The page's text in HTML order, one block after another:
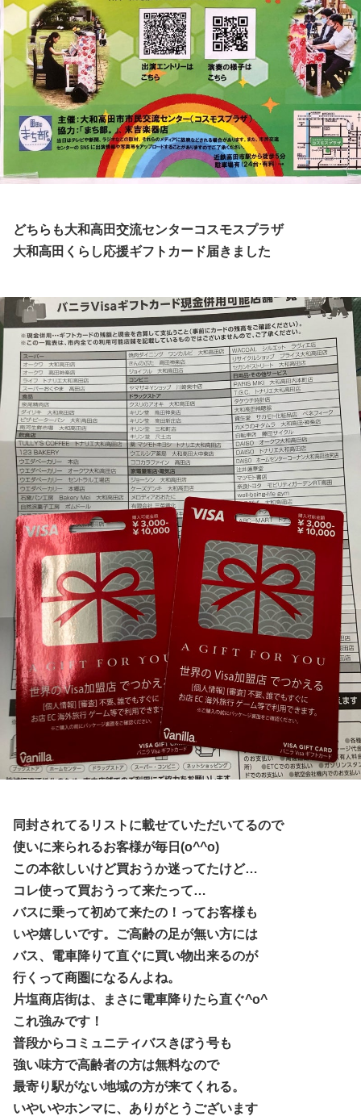
どちらも大和高田交流センターコスモスプラザ
大和高田くらし応援ギフトカード届きました
同封されてるリストに載せていただいてるので
使いに来られるお客様が毎日(o^^o)
この本欲しいけど買おうか迷ってたけど…
コレ使って買おうって来たって…
バスに乗って初めて来たの！ってお客様も
いや嬉しいです。ご高齢の足が無い方には
バス、電車降りて直ぐに買い物出来るのが
行くって商圏になるんよね。
片塩商店街は、まさに電車降りたら直ぐ^o^
これ強みです！
普段からコミュニティバスきぼう号も
強い味方で高齢者の方は無料なので
最寄り駅がない地域の方が来てくれる。
いやいやホンマに、ありがとうございます